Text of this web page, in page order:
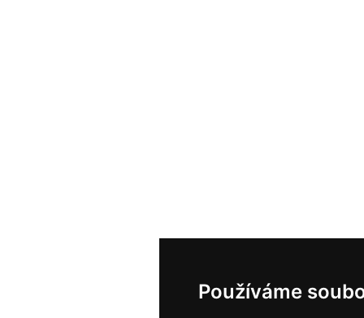
Používáme